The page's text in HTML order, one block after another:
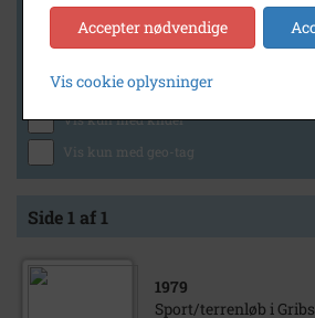
Vis kun med billeder
Vis kun med lydklip
Vis kun med kilder
Vis kun med geo-tag
Side 1 af 1
1979
Sport/terrenløb i
Accepter nødvendige
Vis cookie oplysninger